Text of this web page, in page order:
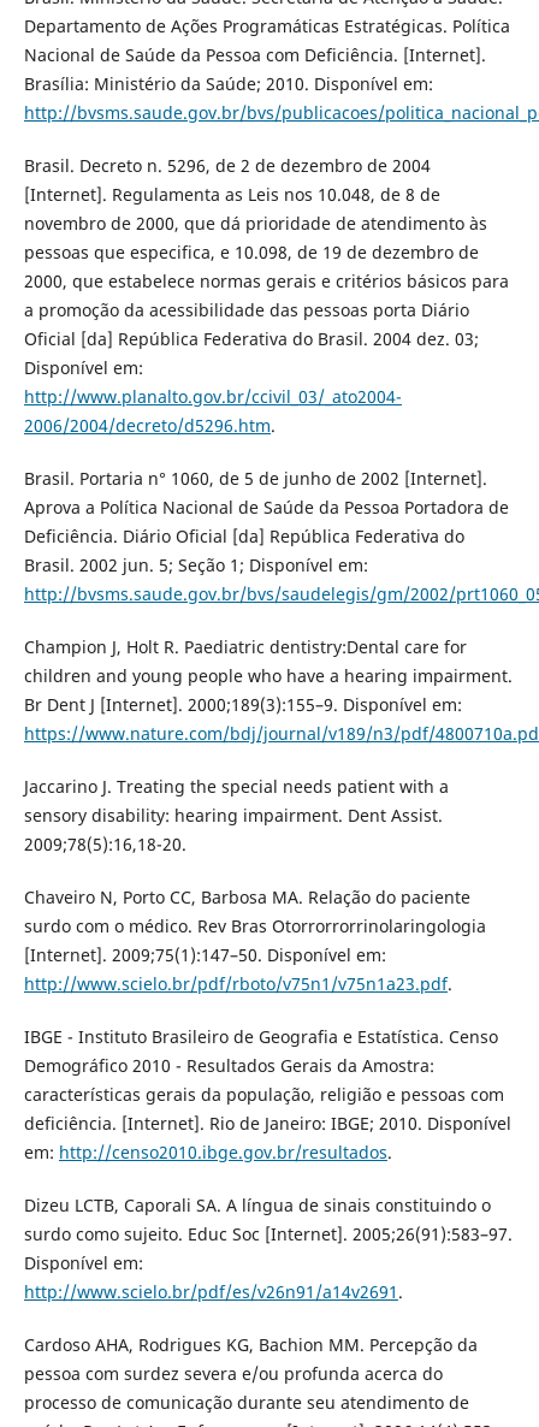
Departamento de Ações Programáticas Estratégicas. Política
Nacional de Saúde da Pessoa com Deficiência. [Internet].
Brasília: Ministério da Saúde; 2010. Disponível em:
http://bvsms.saude.gov.br/bvs/publicacoes/
Brasil. Decreto n. 5296, de 2 de dezembro de 2004
[Internet]. Regulamenta as Leis nos 10.048, de 8 de
novembro de 2000, que dá prioridade de atendimento às
pessoas que especifica, e 10.098, de 19 de dezembro de
2000, que estabelece normas gerais e critérios básicos para
a promoção da acessibilidade das pessoas porta Diário
Oficial [da] República Federativa do Brasil. 2004 dez. 03;
Disponível em:
http://www.planalto.gov.br/ccivil_03/_ato2004-
2006/2004/decreto/d5296.htm.
Brasil. Portaria n° 1060, de 5 de junho de 2002 [Internet].
Aprova a Política Nacional de Saúde da Pessoa Portadora de
Deficiência. Diário Oficial [da] República Federativa do
Brasil. 2002 jun. 5; Seção 1; Disponível em:
http://bvsms.saude.gov.br/bvs/saudelegis/gm/2002/
Champion J, Holt R. Paediatric dentistry:Dental care for
children and young people who have a hearing impairment.
Br Dent J [Internet]. 2000;189(3):155–9. Disponível em:
https://www.nature.com/bdj/journal/v189/n3/pdf/
Jaccarino J. Treating the special needs patient with a
sensory disability: hearing impairment. Dent Assist.
2009;78(5):16,18-20.
Chaveiro N, Porto CC, Barbosa MA. Relação do paciente
surdo com o médico. Rev Bras Otorrorrorrinolaringologia
[Internet]. 2009;75(1):147–50. Disponível em:
http://www.scielo.br/pdf/rboto/v75n1/v75n1a23.pdf.
IBGE - Instituto Brasileiro de Geografia e Estatística. Censo
Demográfico 2010 - Resultados Gerais da Amostra:
características gerais da população, religião e pessoas com
deficiência. [Internet]. Rio de Janeiro: IBGE; 2010. Disponível
em: http://censo2010.ibge.gov.br/resultados.
Dizeu LCTB, Caporali SA. A língua de sinais constituindo o
surdo como sujeito. Educ Soc [Internet]. 2005;26(91):583–97.
Disponível em:
http://www.scielo.br/pdf/es/v26n91/a14v2691 .
Cardoso AHA, Rodrigues KG, Bachion MM. Percepção da
pessoa com surdez severa e/ou profunda acerca do
processo de comunicação durante seu atendimento de